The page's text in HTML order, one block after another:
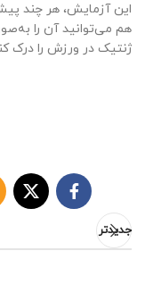
این آزمایش، هر چند
هم می‌توانید آن را
ژنتیک در ورزش را درک
جدیدتر